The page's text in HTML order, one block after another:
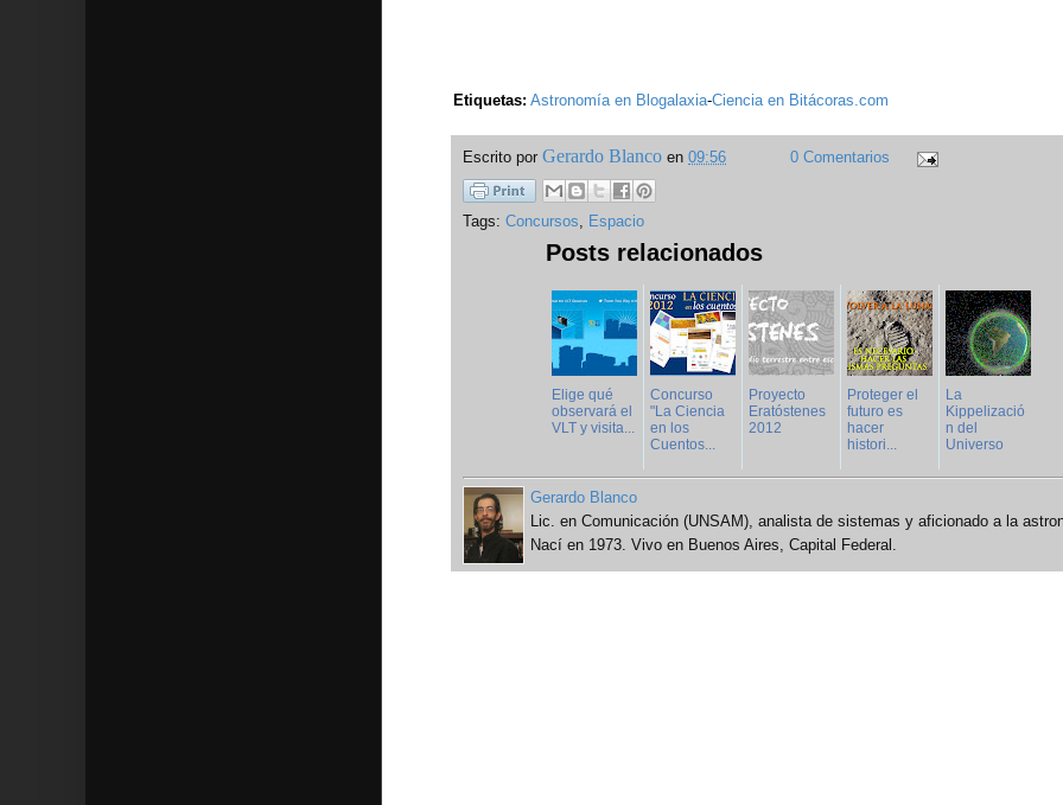
Etiquetas: Astronomía en Blogalaxia-Ciencia en Bitácoras.com
Escrito por Gerardo Blanco en 09:56 0 Comentarios
Tags: Concursos Espacio
Posts relacionados
Elige qué
observará el
VLT y visita...
Concurso
"La Ciencia
en los
Cuentos...
Proyecto
Eratóstenes
2012
Proteger el
futuro es
hacer
histori...
La
Kippelizació
n del
Universo
Gerardo Blanco
Lic. en Comunicación (UNSAM), analista de sistemas y aficionado a la
Nací en 1973. Vivo en Buenos Aires, Capital Federal.